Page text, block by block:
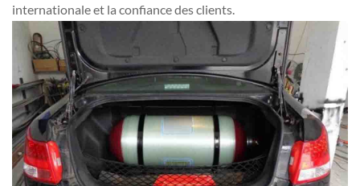
internationale et la confiance des clients.